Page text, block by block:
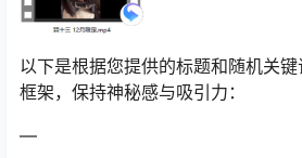
以下是根据您提供的标题和随机关
框架，保持神秘感与吸引力：
—